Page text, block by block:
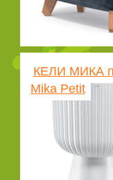
КЕЛИ МИКА
Mika Petit